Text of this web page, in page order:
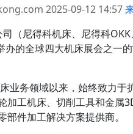
2025-09-12 14:57
尼得科机床、尼得科OKK
的全球四大机床展会之一
务领域以来，始终致力于
加工机床、切削工具和金属
件加工解决方案提供商。